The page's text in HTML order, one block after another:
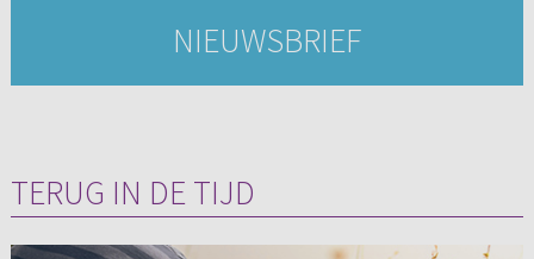
NIEUWSBRIEF
TERUG IN DE TIJD